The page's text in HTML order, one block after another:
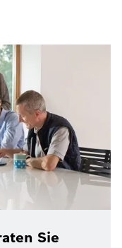
Sie